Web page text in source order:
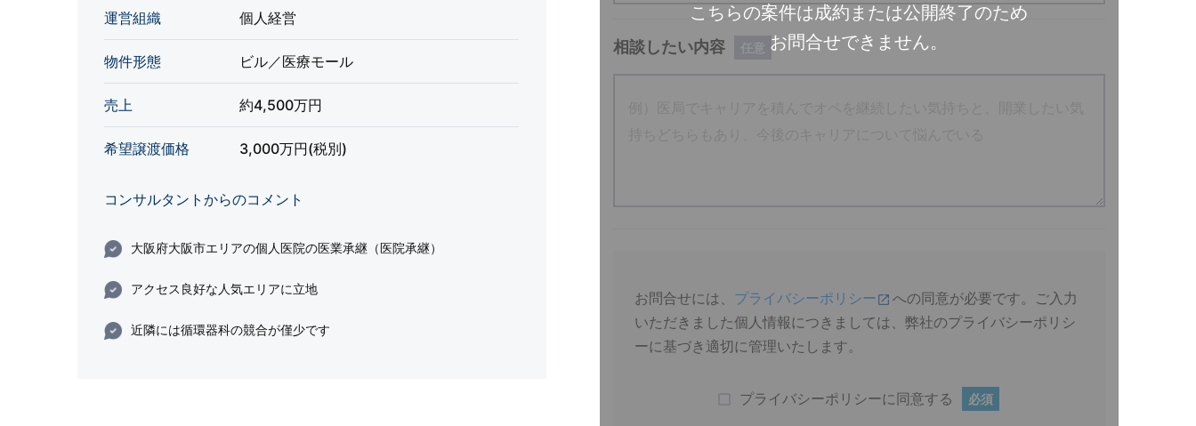
運営組織 個人経営
物件形態 ビル／医療モール
売上 約4,500万円
希望譲渡価格 3,000万円(税別)
コンサルタントからのコメント
大阪府大阪市エリアの個人医院の医業承継（医院承継）
アクセス良好な人気エリアに立地
近隣には循環器科の競合が僅少です
こちらの案件は成約または公開終了のため
お問合せできません。
相談したい内容
お問合せには、 プライバシーポリシー
への同意が必要です。ご入力
いただきました個人情報につきましては、弊社のプライバシーポリシ
ーに基づき適切に管理いたします。
プライバシーポリシーに同意する 必須